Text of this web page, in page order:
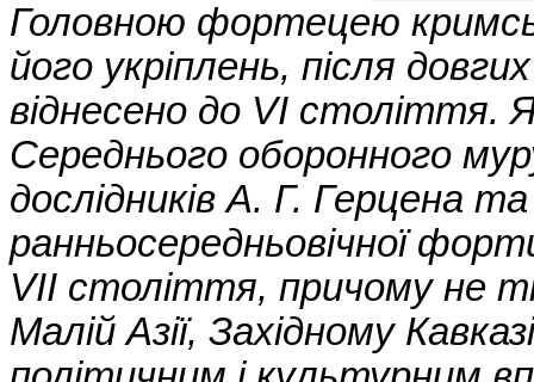
Головною фортецею
його укріплень, після
віднесено до VI століття.
Середнього оборонного
дослідників А. Г. Герцена
ранньосередньовічної
VII століття, причому не
Малій Азії, Західному